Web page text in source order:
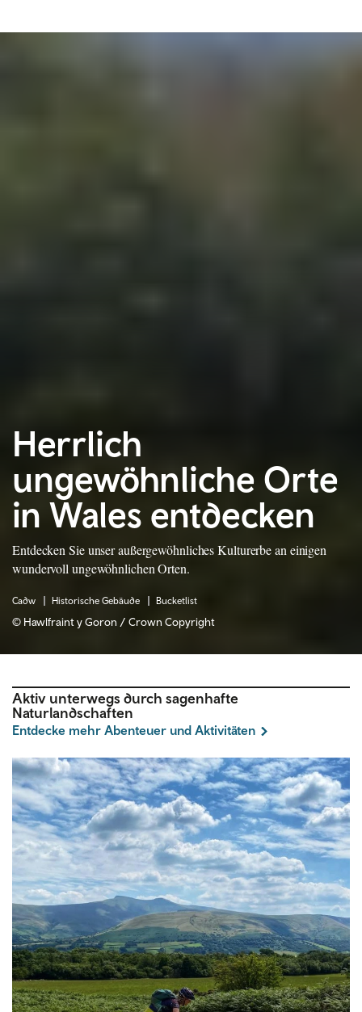
Herrlich
ungewöhnliche Orte
in Wales entdecken
Entdecken Sie unser außergewöhnliches Kulturerbe an einigen
wundervoll ungewöhnlichen Orten.
Cadw Historische Gebäude Bucketlist
© Hawlfraint y Goron / Crown Copyright
Aktiv unterwegs durch sagenhafte
Naturlandschaften
Entdecke mehr Abenteuer und Aktivitäten